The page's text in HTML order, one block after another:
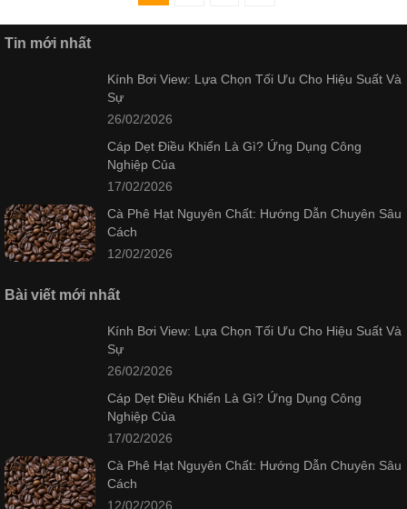
Tin mới nhất
Kính Bơi View: Lựa Chọn Tối Ưu Cho Hiệu Suất Và
Sự
26/02/2026
Cáp Dẹt Điều Khiển Là Gì? Ứng Dụng Công
Nghiệp Của
17/02/2026
Cà Phê Hạt Nguyên Chất: Hướng Dẫn Chuyên Sâu
Cách
12/02/2026
Bài viết mới nhất
Kính Bơi View: Lựa Chọn Tối Ưu Cho Hiệu Suất Và
Sự
26/02/2026
Cáp Dẹt Điều Khiển Là Gì? Ứng Dụng Công
Nghiệp Của
17/02/2026
Cà Phê Hạt Nguyên Chất: Hướng Dẫn Chuyên Sâu
Cách
12/02/2026